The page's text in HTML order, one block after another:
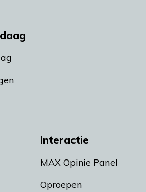
Interactie
MAX Opinie Panel
Oproepen